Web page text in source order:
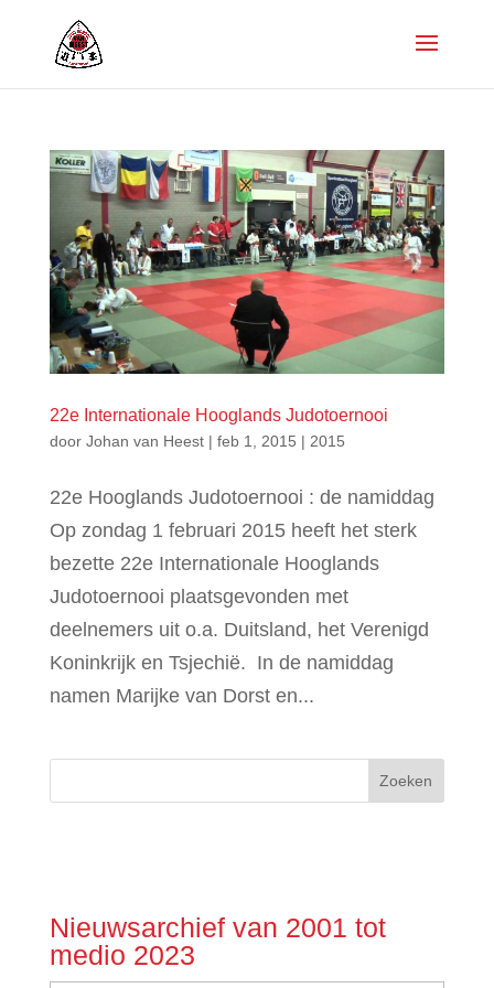
22e Internationale Hooglands Judotoernooi
door Johan van Heest| feb 1, 2015 | 2015
22e Hooglands Judotoernooi : de namiddag
Op zondag 1 februari 2015 heeft het sterk
bezette 22e Internationale Hooglands
Judotoernooi plaatsgevonden met
deelnemers uit o.a. Duitsland, het Verenigd
Koninkrijk en Tsjechië. In de namiddag
namen Marijke van Dorst en...
Nieuwsarchief van 2001 tot
medio 2023